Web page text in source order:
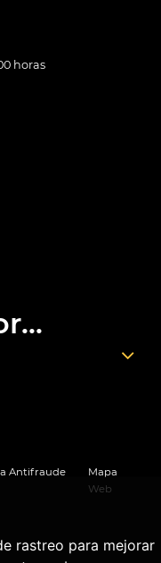
rastreo para mejorar
horas
Antifraude
Mapa
Web